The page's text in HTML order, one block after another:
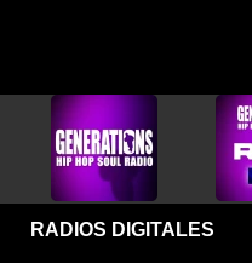
RADIOS DIGITALES